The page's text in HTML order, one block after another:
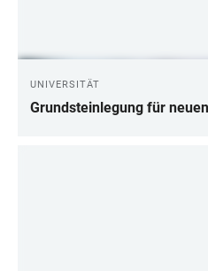
UNIVERSITÄT
Grundsteinlegung für